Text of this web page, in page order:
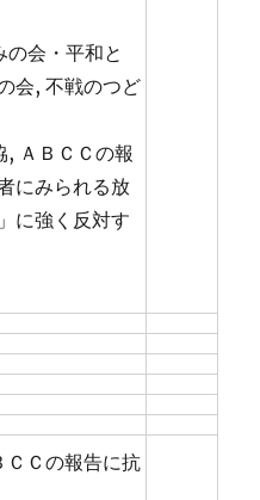
の会・平和と
会, 不戦のつど
, ＡＢＣＣの報
にみられる放
に強く反対す
ＣＣの報告に抗